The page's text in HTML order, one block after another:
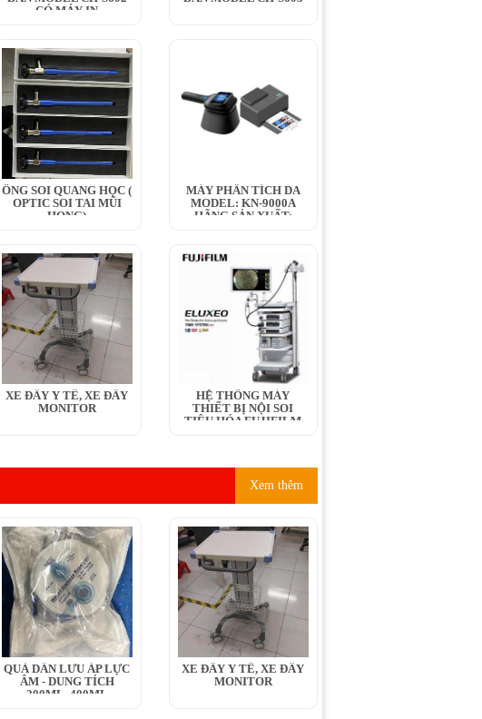
CÓ MÁY IN
ỐNG SOI QUANG HỌC (
OPTIC SOI TAI MŨI
HỌNG)
MÁY PHÂN TÍCH DA
MODEL: KN-9000A
HÃNG SẢN XUẤT:
XE ĐẨY Y TẾ, XE ĐẨY
MONITOR
HỆ THỐNG MÁY
THIẾT BỊ NỘI SOI
TIÊU HÓA FUJIFILM
Xem thêm
QUẢ DẪN LƯU ÁP LỰC
ÂM - DUNG TÍCH
200ML, 400ML
XE ĐẨY Y TẾ, XE ĐẨY
MONITOR